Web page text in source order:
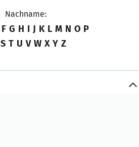
Nachname:
F G H I J K L M N O P
S T U V W X Y Z